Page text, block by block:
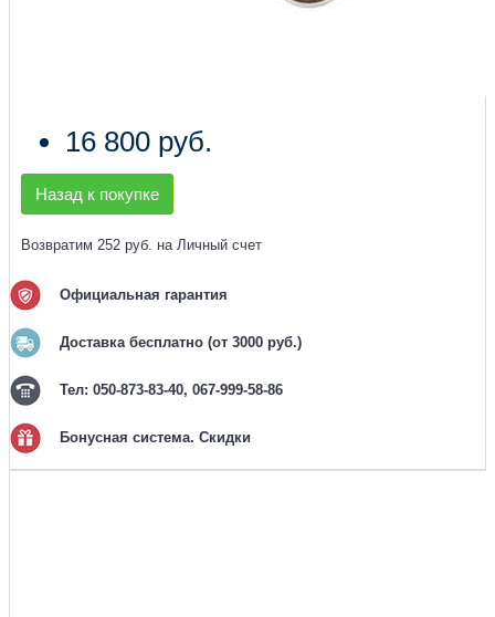
16 800 руб.
Назад к покупке
Возвратим 252 руб. на Личный счет
Официальная гарантия
Доставка бесплатно (от 3000 руб.)
Тел: 050-873-83-40, 067-999-58-86
Бонусная система. Скидки